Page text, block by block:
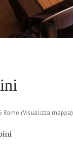
Rome (Visualizza mappa)